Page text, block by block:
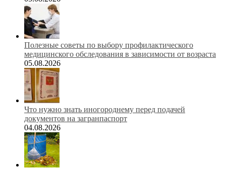
Полезные советы по выбору профилактического
медицинского обследования в зависимости от возраста
05.08.2026
Что нужно знать иногороднему перед подачей
документов на загранпаспорт
04.08.2026